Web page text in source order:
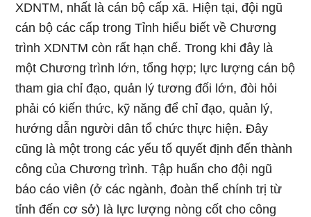
XDNTM, nhất là cán bộ cấp xã. Hiện tại, đội ngũ
cán bộ các cấp trong Tỉnh hiểu biết về Chương
trình XDNTM còn rất hạn chế. Trong khi đây là
một Chương trình lớn, tổng hợp; lực lượng cán bộ
tham gia chỉ đạo, quản lý tương đối lớn, đòi hỏi
phải có kiến thức, kỹ năng để chỉ đạo, quản lý,
hướng dẫn người dân tổ chức thực hiện. Đây
cũng là một trong các yếu tố quyết định đến thành
công của Chương trình. Tập huấn cho đội ngũ
báo cáo viên (ở các ngành, đoàn thể chính trị từ
tỉnh đến cơ sở) là lực lượng nòng cốt cho công